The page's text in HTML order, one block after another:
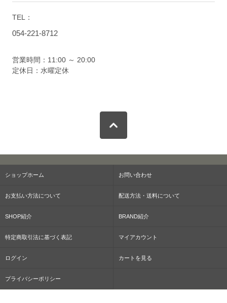
TEL：
054-221-8712
営業時間：11:00 ～ 20:00
定休日：水曜定休
ショップホーム お問い合わせ
お支払い方法について 配送方法・送料について
SHOP紹介 BRAND紹介
特定商取引法に基づく表記 マイアカウント
ログイン カートを見る
プライバシーポリシー